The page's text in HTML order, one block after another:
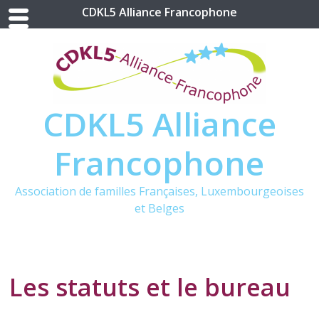
CDKL5 Alliance
Francophone
Association de familles Françaises, Luxembourgeoises
et Belges
Les statuts et le bureau
CDKL5 Alliance Francophone